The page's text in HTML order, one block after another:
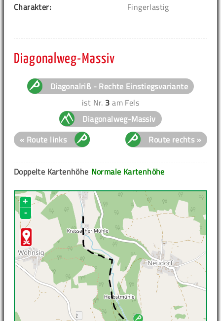
Charakter:
Fingerlastig
Diagonalweg-Massiv
Diagonalriß - Rechte Einstiegsvariante
ist Nr. 3 am Fels
Diagonalweg-Massiv
« Route links
Route rechts »
Normale Kartenhöhe
Doppelte Kartenhöhe
+
-